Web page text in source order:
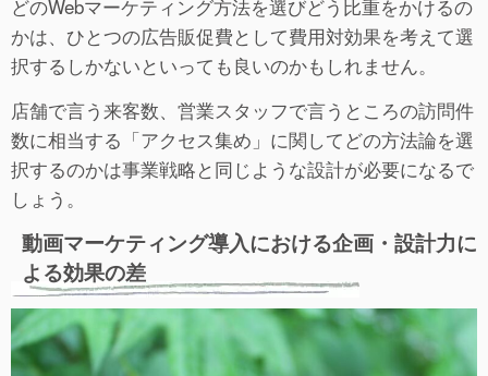
どのWebマーケティング方法を選びどう比重をかけるの
かは、ひとつの広告販促費として費用対効果を考えて選
択するしかないといっても良いのかもしれません。
店舗で言う来客数、営業スタッフで言うところの訪問件
数に相当する「アクセス集め」に関してどの方法論を選
択するのかは事業戦略と同じような設計が必要になるで
しょう。
動画マーケティング導入における企画・設計力に
よる効果の差